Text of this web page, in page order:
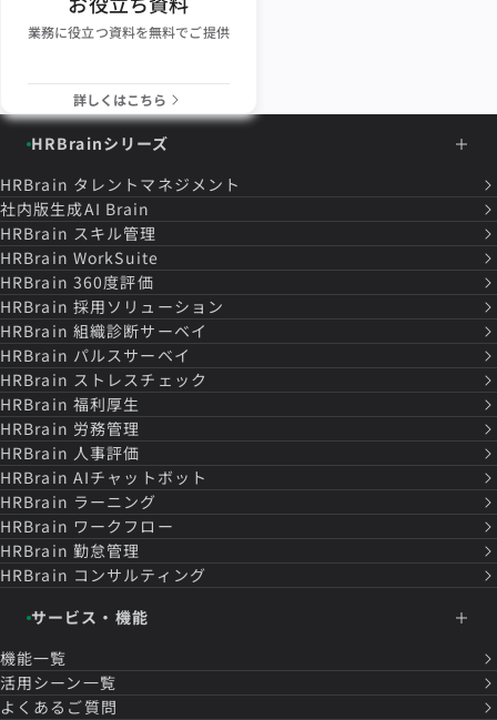
業務に役立つ資料を無料でご提供
詳しくはこちら
HRBrainシリーズ
HRBrain タレントマネジメント
社内版生成AI Brain
HRBrain スキル管理
HRBrain WorkSuite
HRBrain 360度評価
HRBrain 採用ソリューション
HRBrain 組織診断サーベイ
HRBrain パルスサーベイ
HRBrain ストレスチェック
HRBrain 福利厚生
HRBrain 労務管理
HRBrain 人事評価
HRBrain AIチャットボット
HRBrain ラーニング
HRBrain ワークフロー
HRBrain 勤怠管理
HRBrain コンサルティング
サービス・機能
機能一覧
活用シーン一覧
よくあるご質問